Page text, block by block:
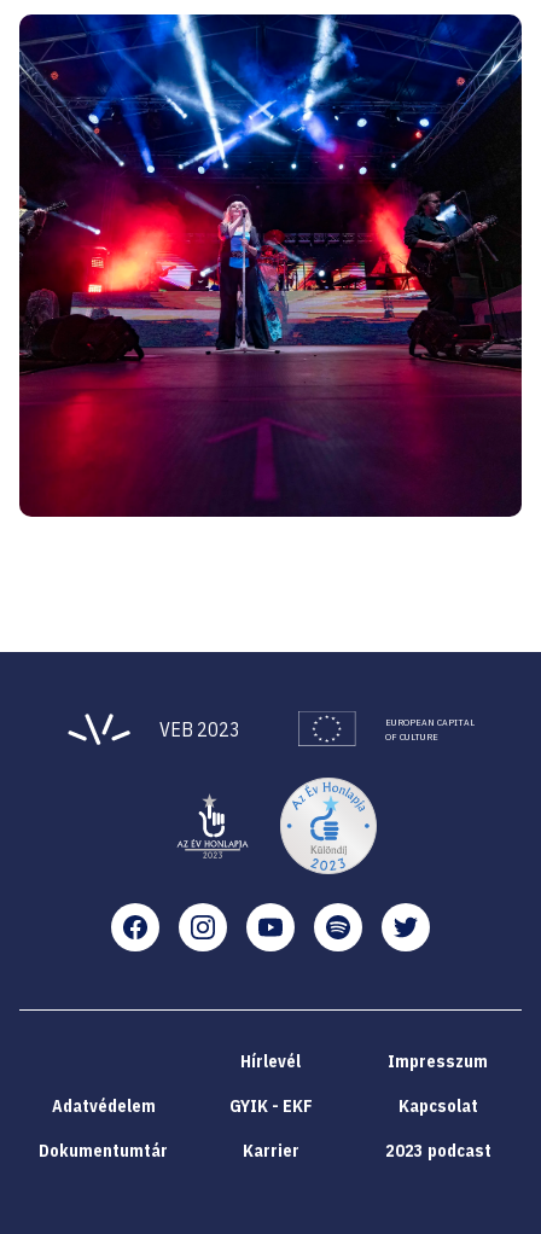
VEB 2023
EUROPEAN CAPITAL
OF CULTURE
Hírlevél Impresszum
Adatvédelem GYIK - EKF Kapcsolat
Dokumentumtár Karrier 2023 podcast